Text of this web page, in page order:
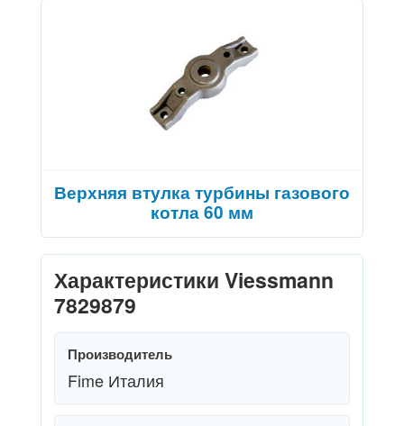
Верхняя втулка турбины газового
котла 60 мм
Характеристики Viessmann
7829879
Производитель
Fime Италия